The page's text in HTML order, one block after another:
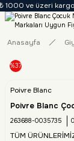
1000 ve üzeri kargo
Anasayfa
%37
Poivre Blanc
Poivre Blanc
263688-0035735
TÜM